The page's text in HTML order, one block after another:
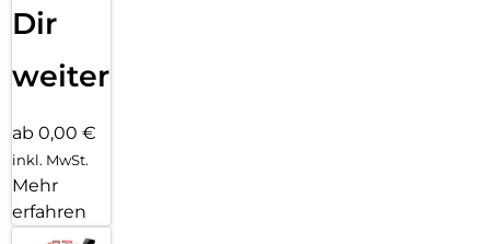
Dir
weiter
ab 0,00 €
inkl. MwSt.
Mehr
erfahren